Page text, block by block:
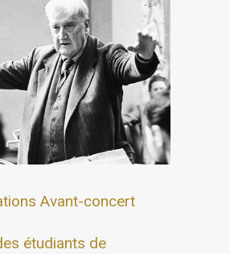
Avant-concert
étudiants de